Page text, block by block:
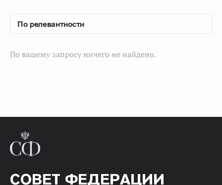
По вашему запросу ничего не найдено.
СОВЕТ ФЕДЕРАЦИИ